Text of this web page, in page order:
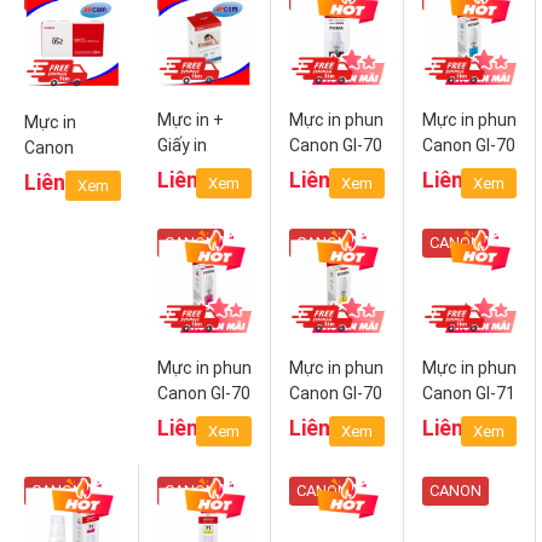
Mực in
Canon
Cartridge
Liên hệXem
Mực in +
Giấy in
KP108 IN
Liên hệ
Xem
Mực in phun
Canon GI-70
PGBK
(Black)
Liên hệ
Xem
Mực in phun
Canon GI-70
C (Cyan)
Liên hệ
Xem
CANON
Mực in phun
Canon GI-70
M
(Magenta)
Liên hệ
Xem
CANON
Mực in phun
Canon GI-70
Y (Yellow)
Liên hệ
Xem
CANON
Mực in phun
Canon GI-71
PGBK
(Pigment
Liên hệ
Xem
CANON CANON CANON CANON